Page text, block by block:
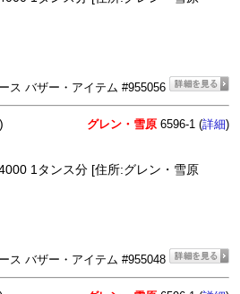
ス バザー・アイテム #955056
グレン・雪原 6596-1 (詳細)
1タンス分 [住所:グレン・雪原
ス バザー・アイテム #955048